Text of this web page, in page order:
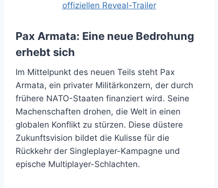
offiziellen Reveal-Trailer
Pax Armata: Eine neue Bedrohung
erhebt sich
Im Mittelpunkt des neuen Teils steht Pax
Armata, ein privater Militärkonzern, der durch
frühere NATO-Staaten finanziert wird. Seine
Machenschaften drohen, die Welt in einen
globalen Konflikt zu stürzen. Diese düstere
Zukunftsvision bildet die Kulisse für die
Rückkehr der Singleplayer-Kampagne und
epische Multiplayer-Schlachten.